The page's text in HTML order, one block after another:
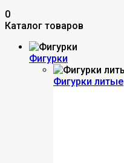
0
Каталог товаров
Фигурки
Фигурки литые